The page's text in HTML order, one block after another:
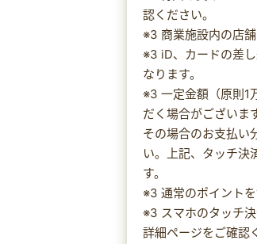
認ください。
※3 商業施設内の店
※3 iD、カードの差
なります。
※3 一定金額（原則1
だく場合がございま
その場合のお支払い
い。上記、タッチ決
す。
※3 通常のポイントを
※3 スマホのタッチ
詳細ページをご確認